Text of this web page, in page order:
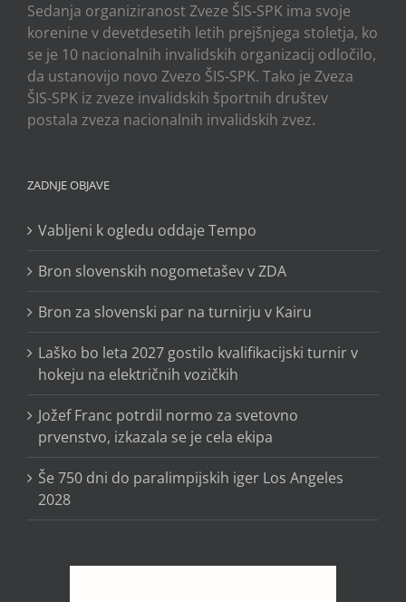
Sedanja organiziranost Zveze ŠIS-SPK ima svoje
korenine v devetdesetih letih prejšnjega stoletja, ko
se je 10 nacionalnih invalidskih organizacij odločilo,
da ustanovijo novo Zvezo ŠIS-SPK. Tako je Zveza
ŠIS-SPK iz zveze invalidskih športnih društev
postala zveza nacionalnih invalidskih zvez.
ZADNJE OBJAVE
Vabljeni k ogledu oddaje Tempo
Bron slovenskih nogometašev v ZDA
Bron za slovenski par na turnirju v Kairu
Laško bo leta 2027 gostilo kvalifikacijski turnir v
hokeju na električnih vozičkih
Jožef Franc potrdil normo za svetovno
prvenstvo, izkazala se je cela ekipa
Še 750 dni do paralimpijskih iger Los Angeles
2028